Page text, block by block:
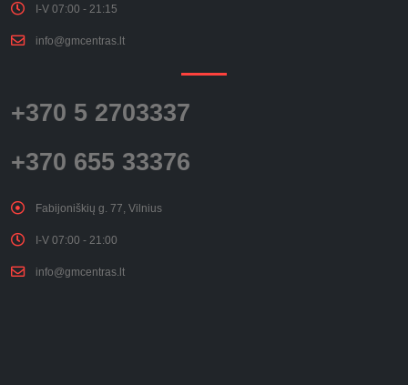
I-V 07:00 - 21:15
info@gmcentras.lt
+370 5 2703337
+370 655 33376
Fabijoniškių g. 77, Vilnius
I-V 07:00 - 21:00
info@gmcentras.lt